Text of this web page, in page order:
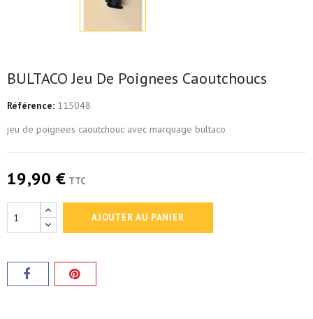
BULTACO Jeu De Poignees Caoutchoucs
Référence: 115048
jeu de poignees caoutchouc avec marquage bultaco
19,90 € TTC
AJOUTER AU PANIER